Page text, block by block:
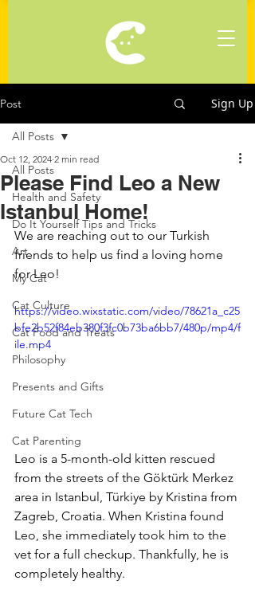
Post Sign Up
All Posts
Health and Safety
Do It Yourself Tips and Tricks
Art
My Cat
Cat Culture
Cat Food and Treats
Philosophy
Presents and Gifts
Future Cat Tech
Cat Parenting
All Posts
Please Find Leo a New
Istanbul Home!
Oct 12, 2024 2 min read
We are reaching out to our Turkish
friends to help us find a loving home
for Leo!
https://video.wixstatic.com/video/78621a_c25
bfe2b52f84eb380f3fc0b73ba6bb7/480p/mp4/f
ile.mp4
Leo is a 5-month-old kitten rescued
from the streets of the Göktürk Merkez
area in Istanbul, Türkiye by Kristina from
Zagreb, Croatia. When Kristina found
Leo, she immediately took him to the
vet for a full checkup. Thankfully, he is
completely healthy.